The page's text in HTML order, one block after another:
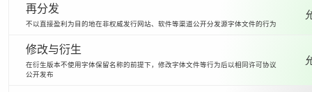
再分发
不以直接盈利为目的地在非权威发行网站、软件等渠道公开分发源字体文件的行为
修改与衍生
在衍生版本不使用字体保留名称的前提下，修改字体文件等行为后以相同许可协议
公开发布